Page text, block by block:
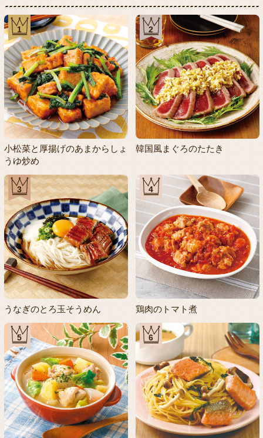
1
小松菜と厚揚げのあまからしょ
うゆ炒め
2
韓国風まぐろのたたき
3
うなぎのとろ玉そうめん
4
鶏肉のトマト煮
5 6